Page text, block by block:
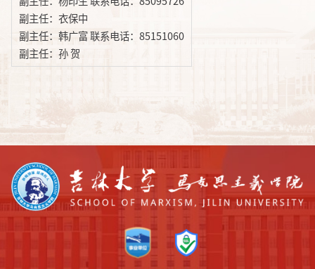
副主任：衣保中
副主任： 韩广富联系电话：85151060
副主任： 孙 贺